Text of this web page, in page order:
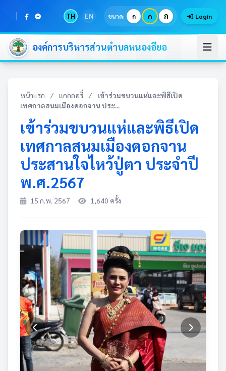
TH EN ขนาด: ก ก ก Login
องค์การบริหารส่วนตำบลหนองอียอ
หน้าแรก / แกลลอรี่ /
เข้าร่วมขบวนแห่และพิธีเปิด
เทศกาลสนมเมืองดอกจาน ประ...
เข้าร่วมขบวนแห่และพิธีเปิด
เทศกาลสนมเมืองดอกจาน
ประสานใจไหว้ปู่ตา ประจำปี
พ.ศ.2567
15 ก.พ. 2567 1,640 ครั้ง